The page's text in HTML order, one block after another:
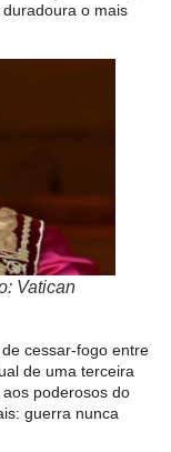
o mais
Vatican
cessar-fogo entre
de uma terceira
poderosos do
guerra nunca